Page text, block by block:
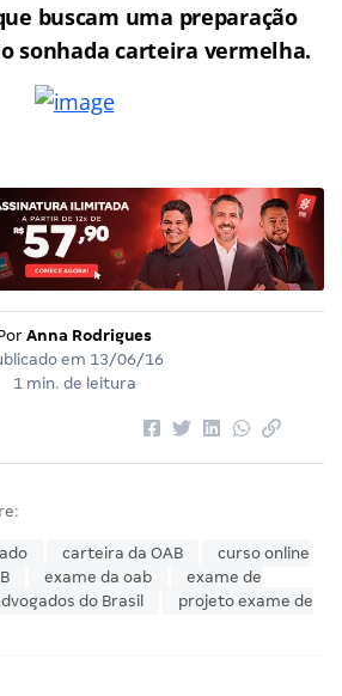
buscam uma preparação
sonhada carteira vermelha.
Anna Rodrigues
em 13/06/16
1 min. de leitura
carteira da OAB
curso online
exame da oab
exame de
do Brasil
projeto exame de